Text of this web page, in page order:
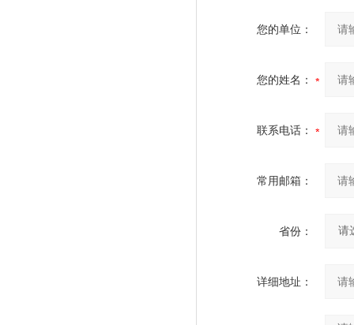
您的单位：
您的姓名：
联系电话：
常用邮箱：
省份：
详细地址：